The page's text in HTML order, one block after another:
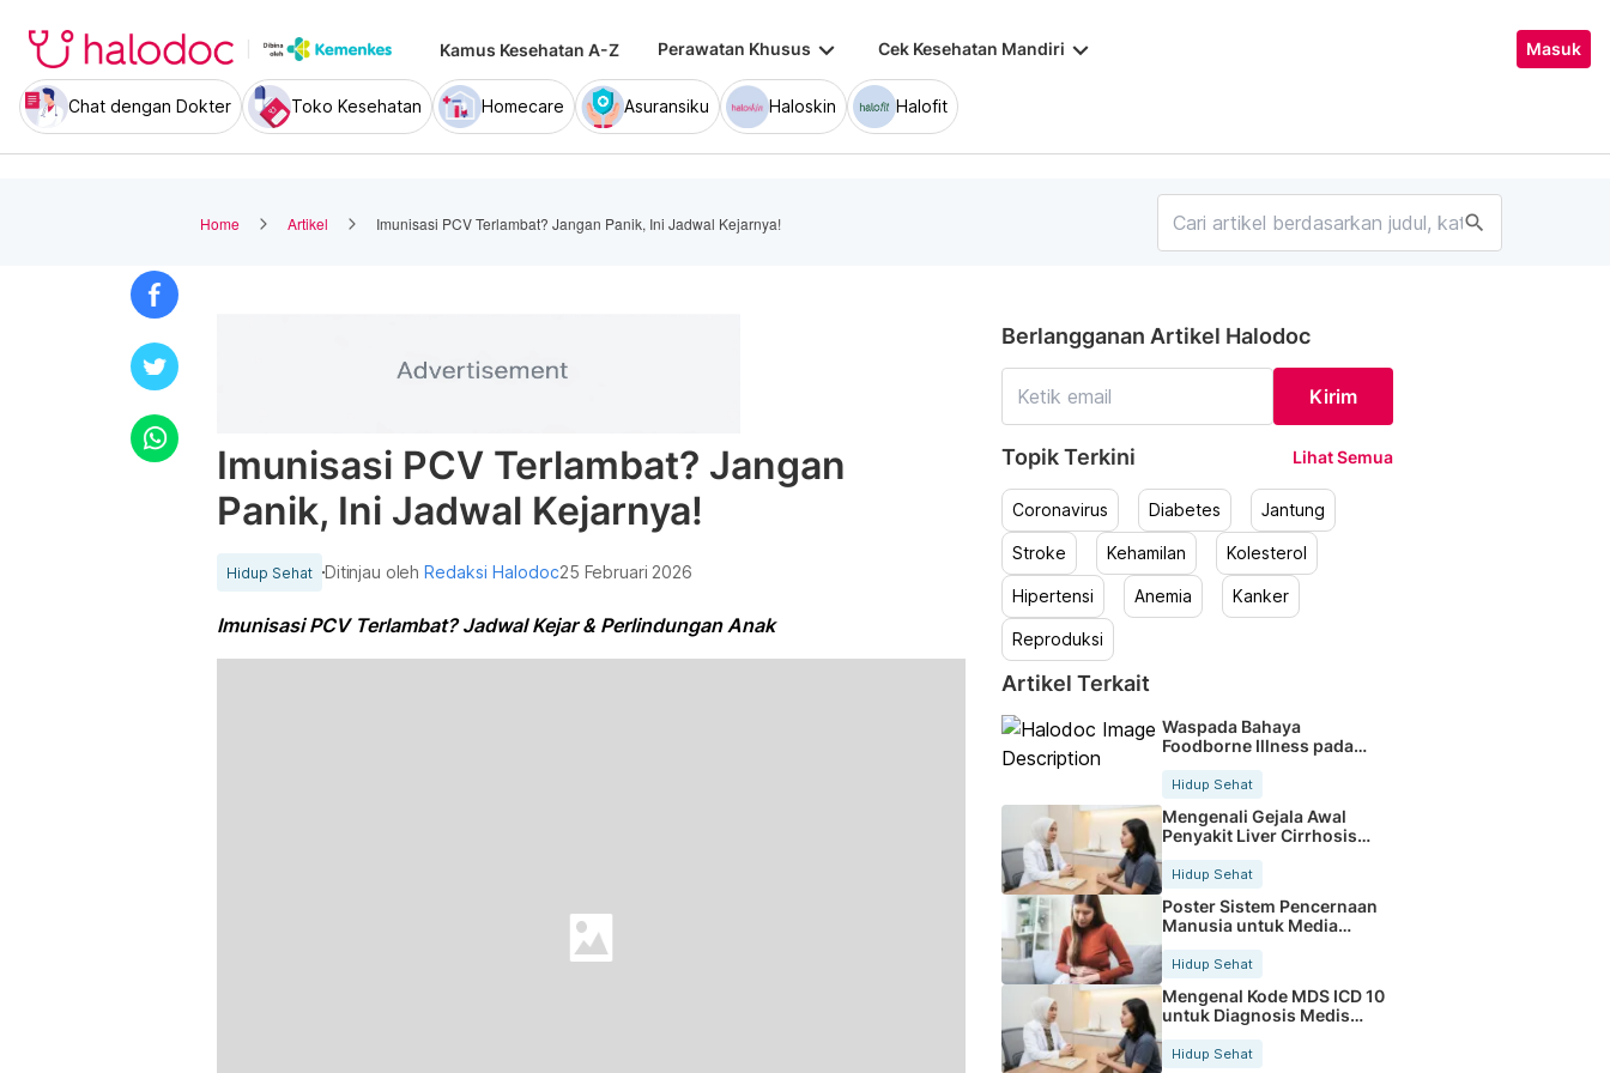
Kamus Kesehatan A-Z Perawatan Khusus keyboard_arrow_down Cek Kesehatan Mandiri keyboard_arrow_down Masuk
Chat dengan Dokter Toko Kesehatan Homecare Asuransiku Haloskin Halofit
Home Artikel Imunisasi PCV Terlambat? Jangan Panik, Ini Jadwal Kejarnya! search
Imunisasi PCV Terlambat? Jangan
Panik, Ini Jadwal Kejarnya!
Hidup Sehat Ditinjau olehRedaksi Halodoc25 Februari 2026
Imunisasi PCV Terlambat? Jadwal Kejar & Perlindungan Anak
Berlangganan Artikel Halodoc
Kirim
Topik Terkini Lihat Semua
Coronavirus Diabetes Jantung
Stroke Kehamilan Kolesterol
Hipertensi Anemia Kanker
Reproduksi
Artikel Terkait
Waspada Bahaya
Foodborne Illness pada
Hidup Sehat
Mengenali Gejala Awal
Penyakit Liver Cirrhosis
Hidup Sehat
Poster Sistem Pencernaan
Manusia untuk Media
Belajar Efektif
Hidup Sehat
Mengenal Kode MDS ICD 10
untuk Diagnosis Medis
Hidup Sehat